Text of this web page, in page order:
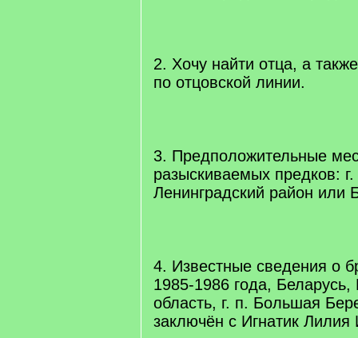
2. Хочу найти отца, а
по отцовской линии.
3. Предположительные
разыскиваемых предков:
Ленинградский район или
4. Известные сведения о
1985-1986 года, Беларусь,
область, г. п. Большая
заключён с Игнатик